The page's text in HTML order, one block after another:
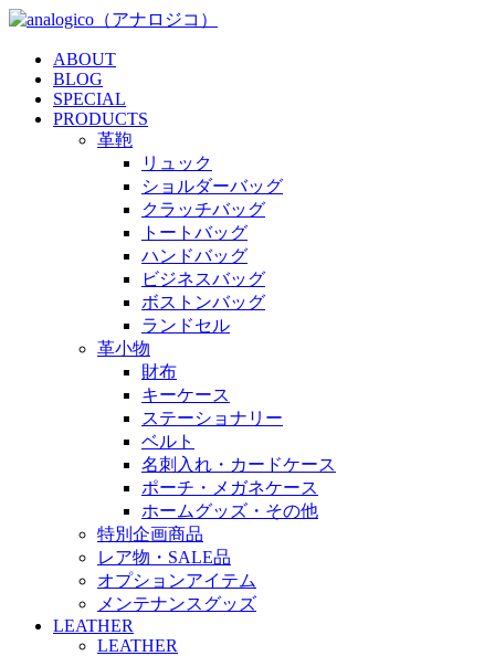
ABOUT
BLOG
SPECIAL
PRODUCTS
革鞄
リュック
ショルダーバッグ
クラッチバッグ
トートバッグ
ハンドバッグ
ビジネスバッグ
ボストンバッグ
ランドセル
革小物
財布
キーケース
ステーショナリー
ベルト
名刺入れ・カードケース
ポーチ・メガネケース
ホームグッズ・その他
特別企画商品
レア物・SALE品
オプションアイテム
メンテナンスグッズ
LEATHER
LEATHER